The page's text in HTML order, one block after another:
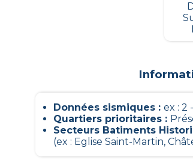
Données sismiques : ex : 2
Quartiers prioritaires :
Secteurs Batiments
(ex : Eglise Saint-Martin,